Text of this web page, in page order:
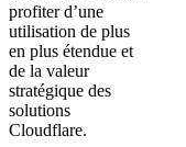
profiter d’une
utilisation de plus
en plus étendue et
de la valeur
stratégique des
solutions
Cloudflare.